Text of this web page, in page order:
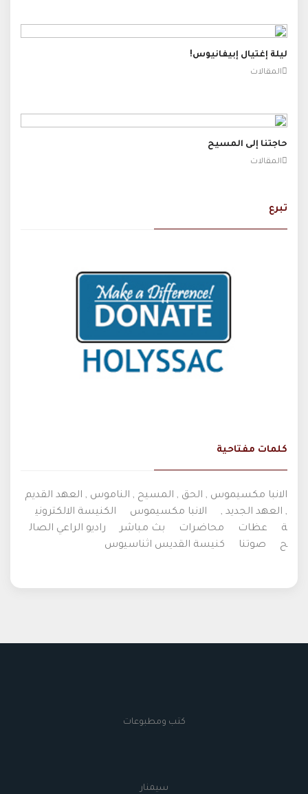
ليلة إغتيال إبيفانيوس!
المقالات
حاجتنا إلى المسيح
المقالات
تبرع
كلمات مفتاحية
الانبا مكسيموس , الحق , المسيح , الناموس , العهد القديم
, العهد الجديد ,
الانبا مكسيموس
الكنيسة الالكتروني
ة
عظات محاضرات بث مباشر
راديو الراعي الصال
ح
صوتنا كنيسة القديس اثناسيوس
كتب ومطبوعات
سيمنار